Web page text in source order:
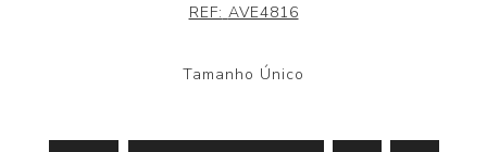
REF: AVE4816
Tamanho Único